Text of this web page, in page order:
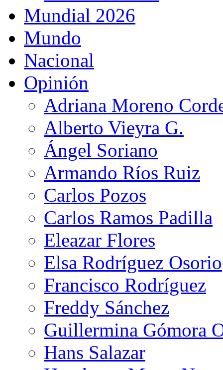
Mundial 2026
Mundo
Nacional
Opinión
Adriana Moreno
Alberto Vieyra G.
Ángel Soriano
Armando Ríos Ruiz
Carlos Pozos
Carlos Ramos Padilla
Eleazar Flores
Elsa Rodríguez Osorio
Francisco Rodríguez
Freddy Sánchez
Guillermina Gómora
Hans Salazar